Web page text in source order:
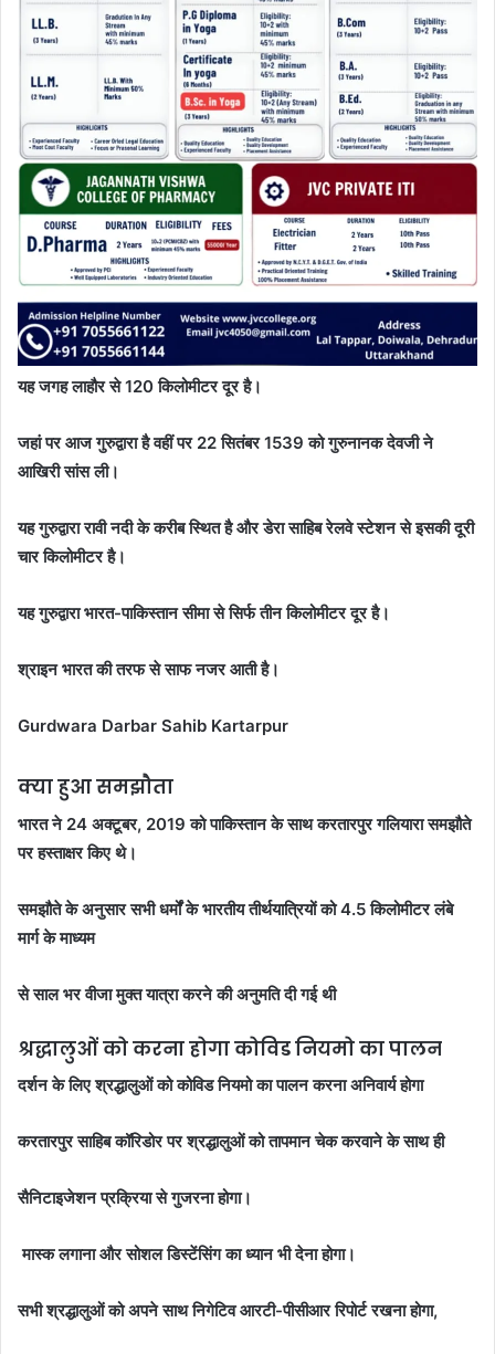
यह जगह लाहौर से 120 किलोमीटर दूर है।
जहां पर आज गुरुद्वारा है वहीं पर 22 सितंबर 1539 को गुरुनानक देवजी ने
आखिरी सांस ली।
यह गुरुद्वारा रावी नदी के करीब स्थित है और डेरा साहिब रेलवे स्टेशन से इसकी दूरी
चार किलोमीटर है।
यह गुरुद्वारा भारत-पाकिस्तान सीमा से सिर्फ तीन किलोमीटर दूर है।
श्राइन भारत की तरफ से साफ नजर आती है।
Gurdwara Darbar Sahib Kartarpur
क्या हुआ समझौता
भारत ने 24 अक्टूबर, 2019 को पाकिस्तान के साथ करतारपुर गलियारा समझौते
पर हस्ताक्षर किए थे।
समझौते के अनुसारसभी धर्मों के भारतीय तीर्थयात्रियों को 4.5 किलोमीटर लंबे
मार्ग के माध्यम
से साल भर वीजा मुक्त यात्रा करने की अनुमति दी गई थी
श्रद्धालुओं को करना होगा कोविड नियमो का पालन
दर्शन के लिए श्रद्धालुओं को कोविड नियमो का पालन करना अनिवार्य होगा
करतारपुर साहिब कॉरिडोर पर श्रद्धालुओं को तापमान चेक करवाने के साथ ही
सैनिटाइजेशन प्रक्रिया से गुजरना होगा।
मास्क लगाना और सोशल डिस्टेंसिंग का ध्यान भी देना होगा।
सभी श्रद्धालुओं को अपने साथ निगेटिव आरटी-पीसीआर रिपोर्ट रखना होगा,